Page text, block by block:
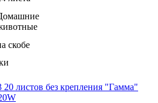
скобе
листов без крепления "Гамма"